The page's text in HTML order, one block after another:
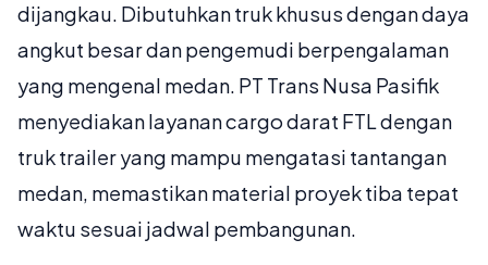
dijangkau. Dibutuhkan truk khusus dengan daya
angkut besar dan pengemudi berpengalaman
yang mengenal medan. PT Trans Nusa Pasifik
menyediakan layanan cargo darat FTL dengan
truk trailer yang mampu mengatasi tantangan
medan, memastikan material proyek tiba tepat
waktu sesuai jadwal pembangunan.